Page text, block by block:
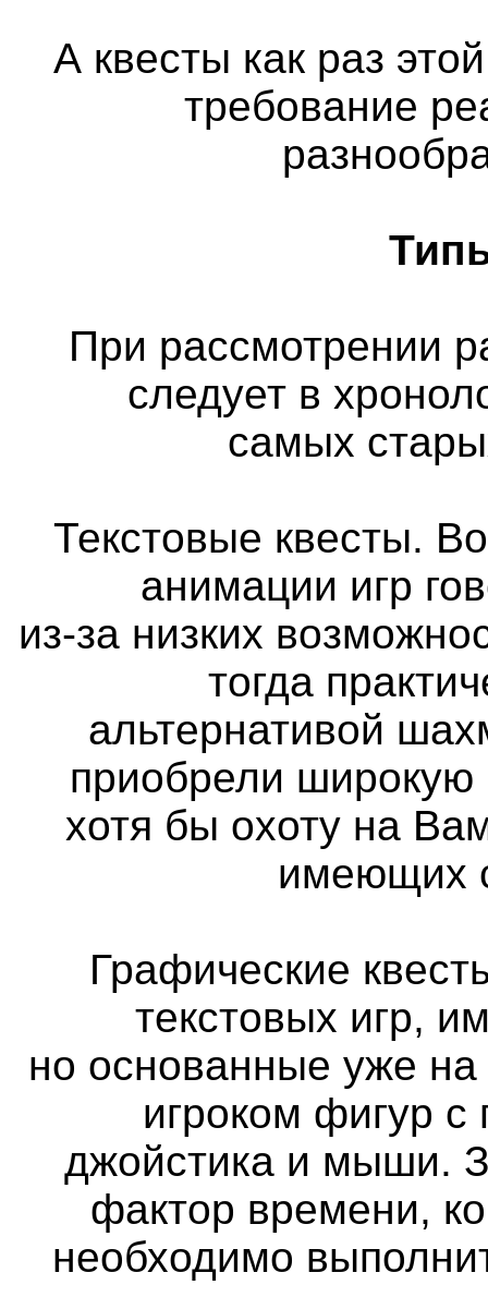
А квесты как раз
требование
При рассмотрении
следует в
самых
Текстовые квесты.
анимации игр
из-за низких
тогда
альтернативой
приобрели широкую
хотя бы охоту на
имеющих
Графические
текстовых игр,
но основанные уже
игроком фигур
джойстика и мыши.
фактор времени,
необходимо